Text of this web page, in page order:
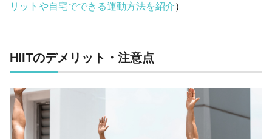
リットや自宅でできる運動方法を紹介）
HIITのデメリット・注意点